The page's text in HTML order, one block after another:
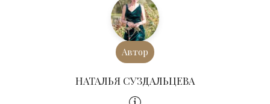
Автор
НАТАЛЬЯ СУЗДАЛЬЦЕВА